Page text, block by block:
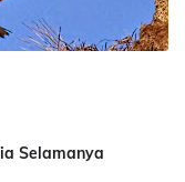
Selamanya